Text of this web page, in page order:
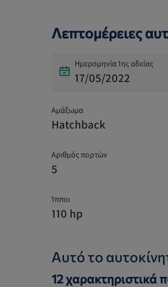
Λεπτομέρειες
Ημερομηνία 1ης αδείας
17/05/2022
Αμάξωμα
Hatchback
Αριθμός πορτών
5
Ίπποι
110 hp
Αυτό το
12 χαρακτηριστικά